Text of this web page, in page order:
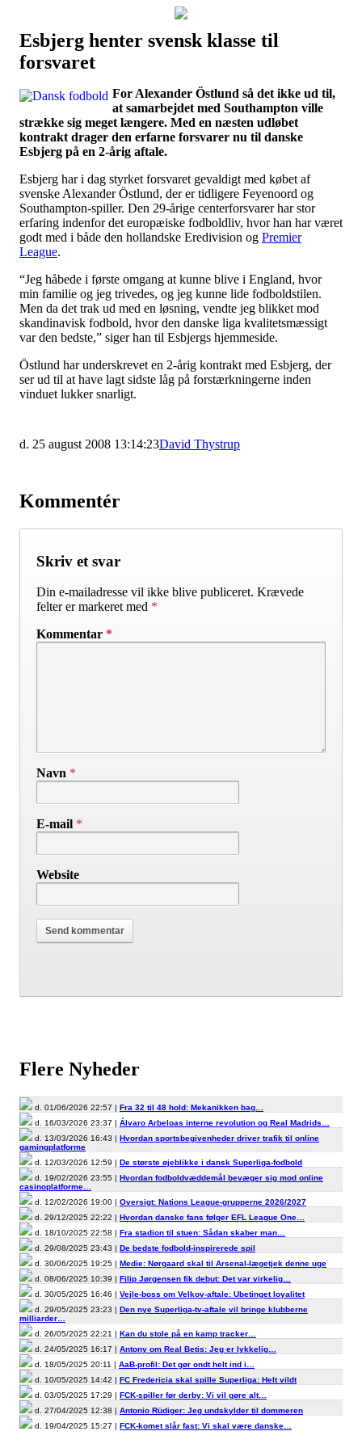
Наши партнеры
Esbjerg henter svensk klasse til
forsvaret
For Alexander Östlund så det ikke ud til,
at samarbejdet med Southampton ville
strække sig meget længere. Med en næsten udløbet
kontrakt drager den erfarne forsvarer nu til danske
Esbjerg på en 2-årig aftale.
Esbjerg har i dag styrket forsvaret gevaldigt med købet af
svenske Alexander Östlund, der er tidligere Feyenoord og
Southampton-spiller. Den 29-årige centerforsvarer har stor
erfaring indenfor det europæiske fodboldliv, hvor han har været
godt med i både den hollandske Eredivision og Premier
League.
“Jeg håbede i første omgang at kunne blive i England, hvor
min familie og jeg trivedes, og jeg kunne lide fodboldstilen.
Men da det trak ud med en løsning, vendte jeg blikket mod
skandinavisk fodbold, hvor den danske liga kvalitetsmæssigt
var den bedste,” siger han til Esbjergs hjemmeside.
Östlund har underskrevet en 2-årig kontrakt med Esbjerg, der
ser ud til at have lagt sidste låg på forstærkningerne inden
vinduet lukker snarligt.
d. 25 august 2008 13:14:23David Thystrup
Kommentér
Skriv et svar
Din e-mailadresse vil ikke blive publiceret. Krævede
felter er markeret med *
Kommentar *
Navn *
E-mail *
Website
Flere Nyheder
d. 01/06/2026 22:57 | Fra 32 til 48 hold: Mekanikken bag…
d. 16/03/2026 23:37 | Álvaro Arbeloas interne revolution og Real Madrids…
d. 13/03/2026 16:43 | Hvordan sportsbegivenheder driver trafik til online
gamingplatforme
d. 12/03/2026 12:59 | De største øjeblikke i dansk Superliga-fodbold
d. 19/02/2026 23:55 | Hvordan fodboldvæddemål bevæger sig mod online
casinoplatforme…
d. 12/02/2026 19:00 | Oversigt: Nations League-grupperne 2026/2027
d. 29/12/2025 22:22 | Hvordan danske fans følger EFL League One…
d. 18/10/2025 22:58 | Fra stadion til stuen: Sådan skaber man…
d. 29/08/2025 23:43 | De bedste fodbold-inspirerede spil
d. 30/06/2025 19:25 | Medie: Nørgaard skal til Arsenal-lægetjek denne uge
d. 08/06/2025 10:39 | Filip Jørgensen fik debut: Det var virkelig…
d. 30/05/2025 16:46 | Vejle-boss om Velkov-aftale: Ubetinget loyalitet
d. 29/05/2025 23:23 | Den nye Superliga-tv-aftale vil bringe klubberne
milliarder…
d. 26/05/2025 22:21 | Kan du stole på en kamp tracker…
d. 24/05/2025 16:17 | Antony om Real Betis: Jeg er lykkelig…
d. 18/05/2025 20:11 | AaB-profil: Det gør ondt helt ind i…
d. 10/05/2025 14:42 | FC Fredericia skal spille Superliga: Helt vildt
d. 03/05/2025 17:29 | FCK-spiller før derby: Vi vil gøre alt…
d. 27/04/2025 12:38 | Antonio Rüdiger: Jeg undskylder til dommeren
d. 19/04/2025 15:27 | FCK-komet slår fast: Vi skal være danske…